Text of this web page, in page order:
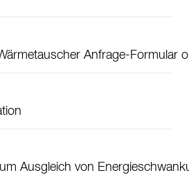
Anfrage-Formular
Ausgleich von